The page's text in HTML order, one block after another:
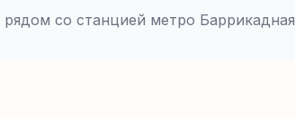
рядом со станцией метро Баррикадная